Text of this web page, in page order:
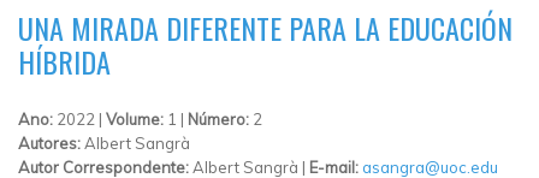
UNA MIRADA DIFERENTE PARA LA EDUCACIÓN
HÍBRIDA
Ano: 2022 | Volume: 1 | Número: 2
Autores:Albert Sangrà
Autor Correspondente:Albert Sangrà | E-mail: asangra@uoc.edu